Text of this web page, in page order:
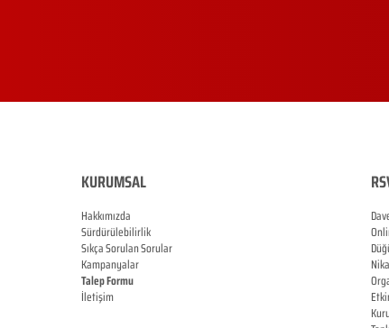
KURUMSAL
Hakkımızda
Sürdürülebilirlik
Sıkça Sorulan Sorular
Kampanyalar
Talep Formu
İletişim